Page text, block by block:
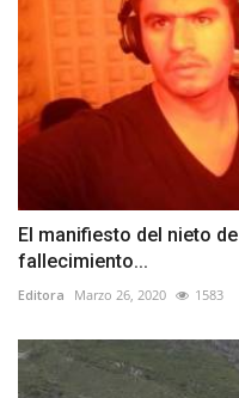
El manifiesto del nieto
fallecimiento...
Editora Marzo 26, 2020 1583